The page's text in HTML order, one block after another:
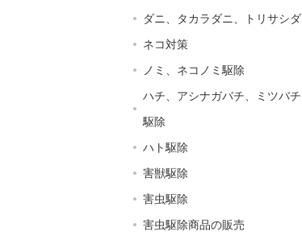
ダニ、タカラダニ、トリサシ
ネコ対策
ノミ、ネコノミ駆除
ハチ、アシナガバチ、ミツバ
駆除
ハト駆除
害獣駆除
害虫駆除
害虫駆除商品の販売